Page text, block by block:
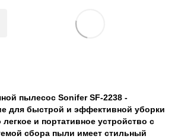
пылесос Sonifer SF-2238 -
для быстрой и эффективной уборки
и портативное устройство с
сбора пыли имеет стильный